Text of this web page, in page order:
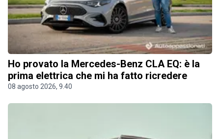
Ho provato la Mercedes-Benz CLA EQ: è la
prima elettrica che mi ha fatto ricredere
08 agosto 2026, 9.40